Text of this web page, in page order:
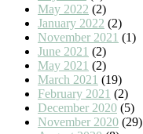
May 2022 (2)
January 2022 (2)
November 2021 (1)
June 2021 (2)
May 2021 (2)
March 2021 (19)
February 2021 (2)
December 2020 (5)
November 2020 (29)